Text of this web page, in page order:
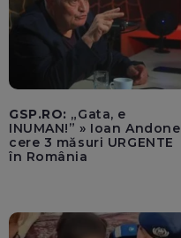
GSP.RO: „Gata, e
INUMAN!” » Ioan Andone
cere 3 măsuri URGENTE
în România